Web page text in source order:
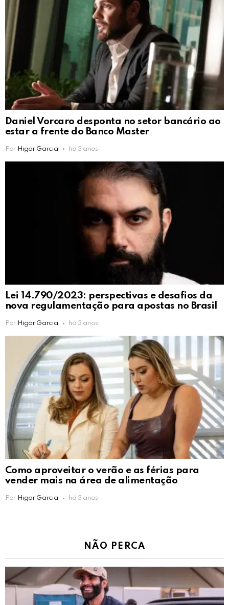
Daniel Vorcaro desponta no setor bancário ao
estar a frente do Banco Master
Por Higor Garcia há 3 anos
Lei 14.790/2023: perspectivas e desafios da
nova regulamentação para apostas no Brasil
Por Higor Garcia há 3 anos
Como aproveitar o verão e as férias para
vender mais na área de alimentação
Por Higor Garcia há 3 anos
NÃO PERCA